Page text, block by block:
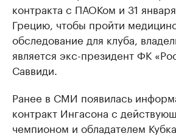
контракта с ПАОКом и 31
Грецию, чтобы пройти
обследование для клуба,
является экс-президент ФК
Саввиди.
Ранее в СМИ появилась
контракт Ингасона с
чемпионом и обладателем